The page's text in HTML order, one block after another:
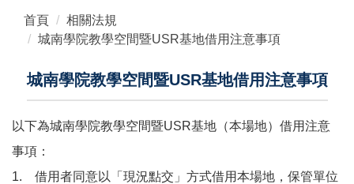
首頁
相關法規
城南學院教學空間暨USR基地借用注意事項
城南學院教學空間暨USR基地借用注意事項
以下為城南學院教學空間暨USR基地（本場地）借用注意
事項：
1. 借用者同意以「現況點交」方式借用本場地，保管單位